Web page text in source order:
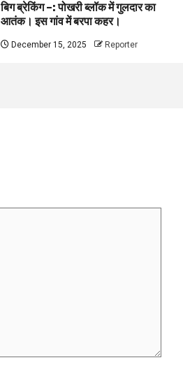
बिग ब्रेकिंग –: पोखरी ब्लॉक में गुलदार का
आतंक। इस गांव में बरपा कहर।
December 15, 2025 Reporter